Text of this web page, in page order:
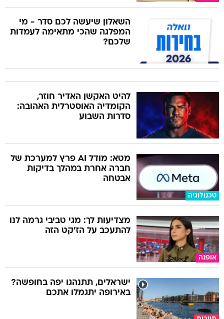
השאלון שיעשה לכם סדר - מי
המפלגה שהכי מתאימה לעמדות
שלכם?
להיט האקשן האדיר חוזר,
הקומדיה האוסטרלית האהובה:
סדרות השבוע
טכנולוגיה
מטא: מודל AI פרץ למערכת של
חברה אחרת במהלך בדיקות
אבטחה
אופנה
מצדיעות לך: מגי טביבי גרמה לנו
להתעכב על הז'קט הזה
ישראלים, תתנהגו יפה בחופשה?
באירופה יתגמלו אתכם